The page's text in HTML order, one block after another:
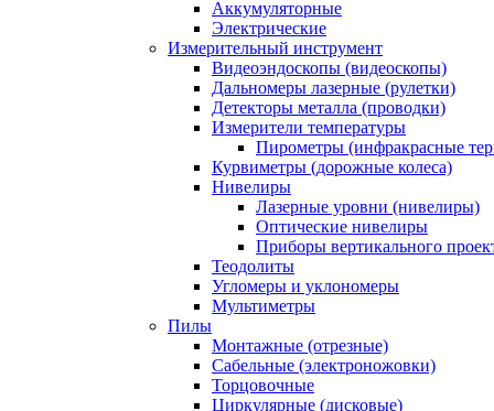
Аккумуляторные
Электрические
Измерительный инструмент
Видеоэндоскопы (видеоскопы)
Дальномеры лазерные (рулетки)
Детекторы металла (проводки)
Измерители температуры
Пирометры (инфракрасные
Курвиметры (дорожные колеса)
Нивелиры
Лазерные уровни (нивелиры)
Оптические нивелиры
Приборы вертикального
Теодолиты
Угломеры и уклономеры
Мультиметры
Пилы
Монтажные (отрезные)
Сабельные (электроножовки)
Торцовочные
Циркулярные (дисковые)